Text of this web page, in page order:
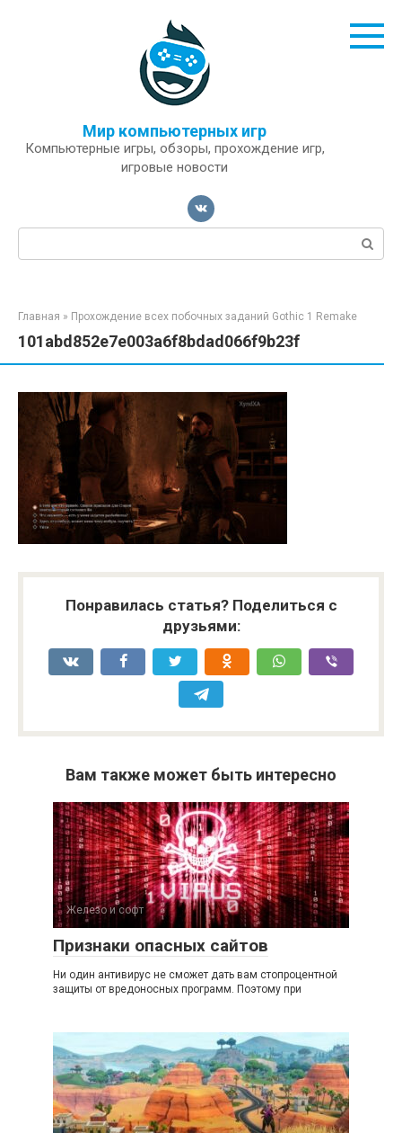
Мир компьютерных игр
Компьютерные игры, обзоры, прохождение игр,
игровые новости
Поиск:
Главная » Прохождение всех побочных заданий Gothic 1 Remake
101abd852e7e003a6f8bdad066f9b23f
Понравилась статья? Поделиться с
друзьями:
Вам также может быть интересно
Железо и софт
Признаки опасных сайтов
Ни один антивирус не сможет дать вам стопроцентной
защиты от вредоносных программ. Поэтому при